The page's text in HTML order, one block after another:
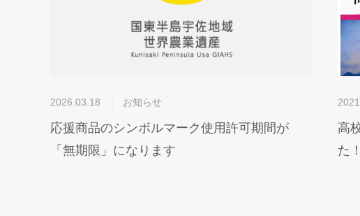
2026.03.18 お知らせ
応援商品のシンボルマーク使用許可期間が
「無期限」になります
高
た！